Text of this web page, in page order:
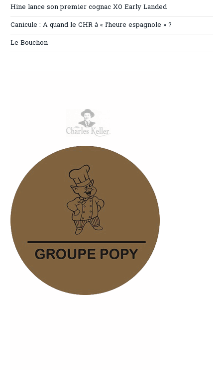
Hine lance son premier cognac XO Early Landed
Canicule : A quand le CHR à « l’heure espagnole » ?
Le Bouchon